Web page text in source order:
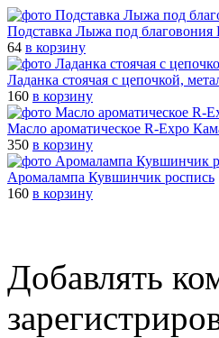
Подставка Лыжа под
64 в корзину
Ладанка стоячая с цепочкой,
160 в корзину
Масло ароматическое R-Expo
350 в корзину
Аромалампа Кувшинчик роспись
160 в корзину
Добавлять